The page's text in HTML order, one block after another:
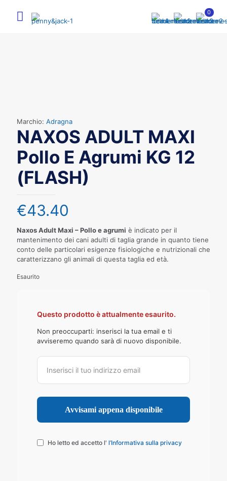
0
Marchio: Adragna
NAXOS ADULT MAXI
Pollo E Agrumi KG 12
(FLASH)
€43.40
Naxos Adult Maxi – Pollo e agrumi è indicato per il
mantenimento dei cani adulti di taglia grande in quanto tiene
conto delle particolari esigenze fisiologiche e nutrizionali che
caratterizzano gli animali di questa taglia ed età.
Esaurito
Questo prodotto è attualmente esaurito.
Non preoccuparti: inserisci la tua email e ti
avviseremo quando sarà di nuovo disponibile.
Ho letto ed accetto l' l’Informativa sulla privacy